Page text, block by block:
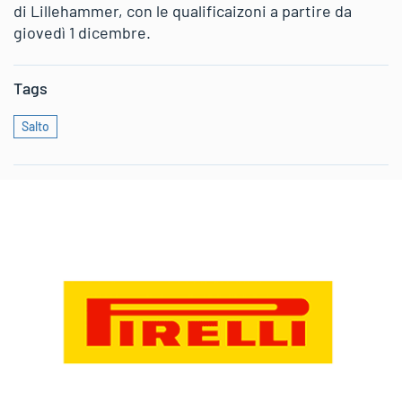
di Lillehammer, con le qualificaizoni a partire da
giovedì 1 dicembre.
Tags
Salto